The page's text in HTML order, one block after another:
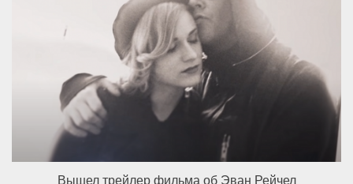
Вышел трейлер фильма об Эван Рейчел